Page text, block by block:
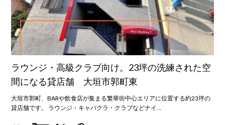
ラウンジ・高級クラブ向け。23坪の洗練された空
間になる貸店舗 大垣市郭町東
大垣市郭町、BARや飲食店が集まる繁華街中心エリアに位置する約23坪の
貸店舗です。 ラウンジ・キャバクラ・クラブなどナイ…